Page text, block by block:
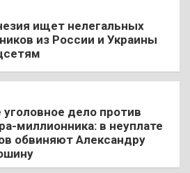
ищет нелегальных
из России и Украины
уголовное дело против
миллионника: в неуплате
обвиняют Александру